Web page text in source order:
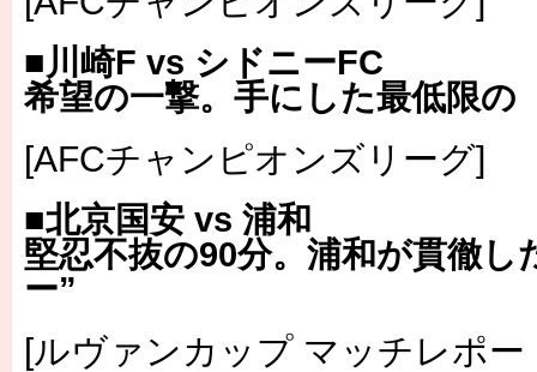
■川崎F vs シドニーFC
希望の一撃。手にした最低限の
[AFCチャンピオンズリーグ]
■北京国安 vs 浦和
堅忍不抜の90分。浦和が貫徹し
ー”
[ルヴァンカップ マッチレポー